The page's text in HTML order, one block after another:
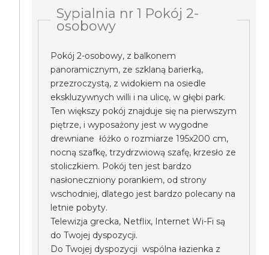
Sypialnia nr 1 Pokój 2-
osobowy
Pokój 2-osobowy, z balkonem
panoramicznym, ze szklaną barierką,
przezroczystą, z widokiem na osiedle
ekskluzywnych willi i na ulicę, w głębi park.
Ten większy pokój znajduje się na pierwszym
piętrze, i wyposażony jest w wygodne
drewniane łóżko o rozmiarze 195x200 cm,
nocną szafkę, trzydrzwiową szafę, krzesło ze
stoliczkiem. Pokój ten jest bardzo
nasłoneczniony porankiem, od strony
wschodniej, dlatego jest bardzo polecany na
letnie pobyty.
Telewizja grecka, Netflix, Internet Wi-Fi są
do Twojej dyspozycji.
Do Twojej dyspozycji wspólna łazienka z